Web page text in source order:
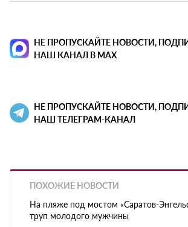
НЕ ПРОПУСКАЙТЕ НОВОСТИ,
НАШ КАНАЛ В MAX
НЕ ПРОПУСКАЙТЕ НОВОСТИ,
НАШ ТЕЛЕГРАМ-КАНАЛ
ПОХОЖИЕ НОВОСТИ
На пляже под мостом «Саратов-
труп молодого мужчины